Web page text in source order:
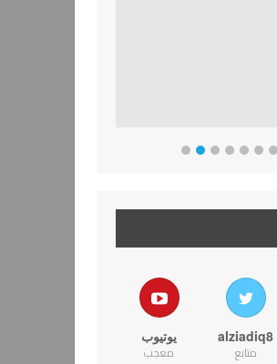
alziadiq8
متابع
يوتيوب
معجب